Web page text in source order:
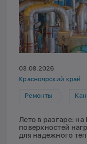
03.08.2026
Красноярский край
Ремонты
Лето в разгаре:
поверхностей
для надежного